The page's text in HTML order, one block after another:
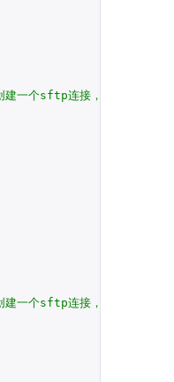
一个sftp连接，定义成
一个sftp连接，定义成